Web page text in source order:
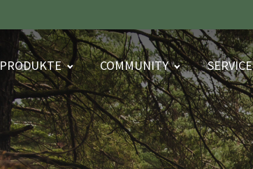
PRODUKTE COMMUNITY SERVICE